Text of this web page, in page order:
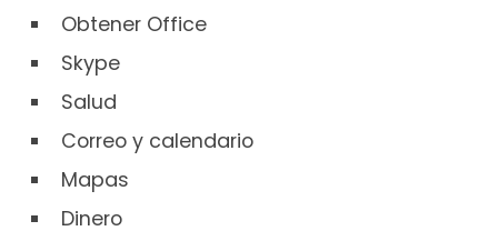
Obtener Office
Skype
Salud
Correo y calendario
Mapas
Dinero